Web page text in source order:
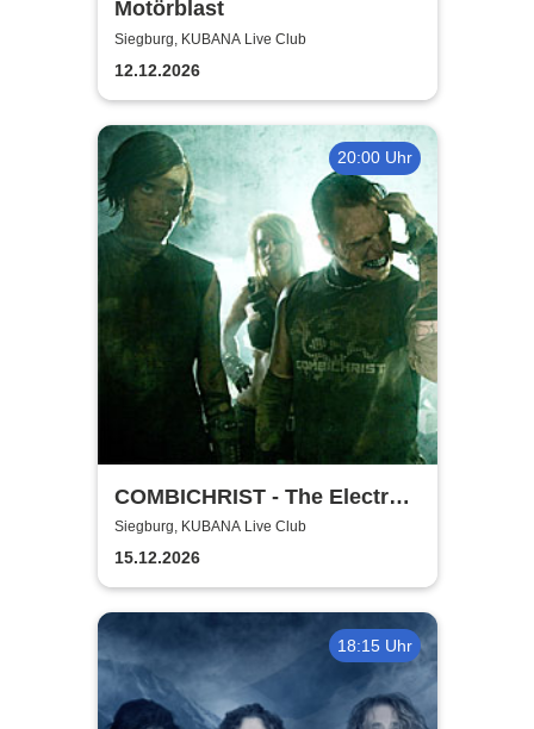
Motörblast
Siegburg, KUBANA Live Club
12.12.2026
20:00 Uhr
COMBICHRIST - The Electro
Combichristmas Tour 2026
Siegburg, KUBANA Live Club
15.12.2026
18:15 Uhr